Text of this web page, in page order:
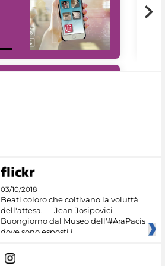
03/10/2018
Beati coloro che coltivano la voluttà
dell'attesa. — Jean Josipovici
Buongiorno dal Museo dell'#AraPacis
dove sono esposti i